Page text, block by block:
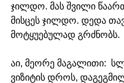
ჯილდო. მას შვილი
მისცეს ჯილდო. დედა
მოტყუებულად გრძნობს.
აი, მეორე მაგალითი:
ვიზიტის დროს,